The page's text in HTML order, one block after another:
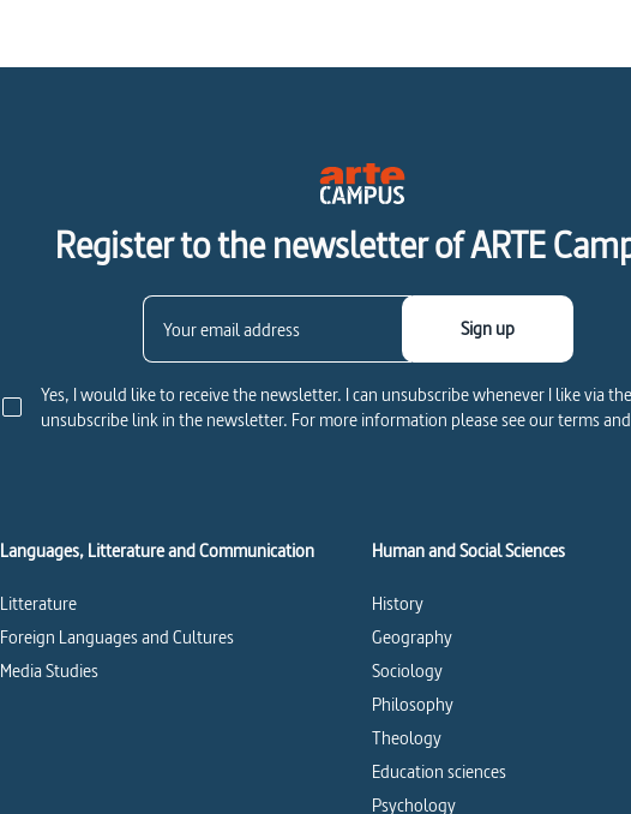
Register to the newsletter of ARTE
Yes, I would like to receive the newsletter. I can unsubscribe whenever I like via the
unsubscribe link in the newsletter. For more information please see our terms
Sign up
Languages, Litterature and Communication
Litterature
Foreign Languages and Cultures
Media Studies
Human and Social Sciences
History
Geography
Sociology
Philosophy
Theology
Education sciences
Psychology